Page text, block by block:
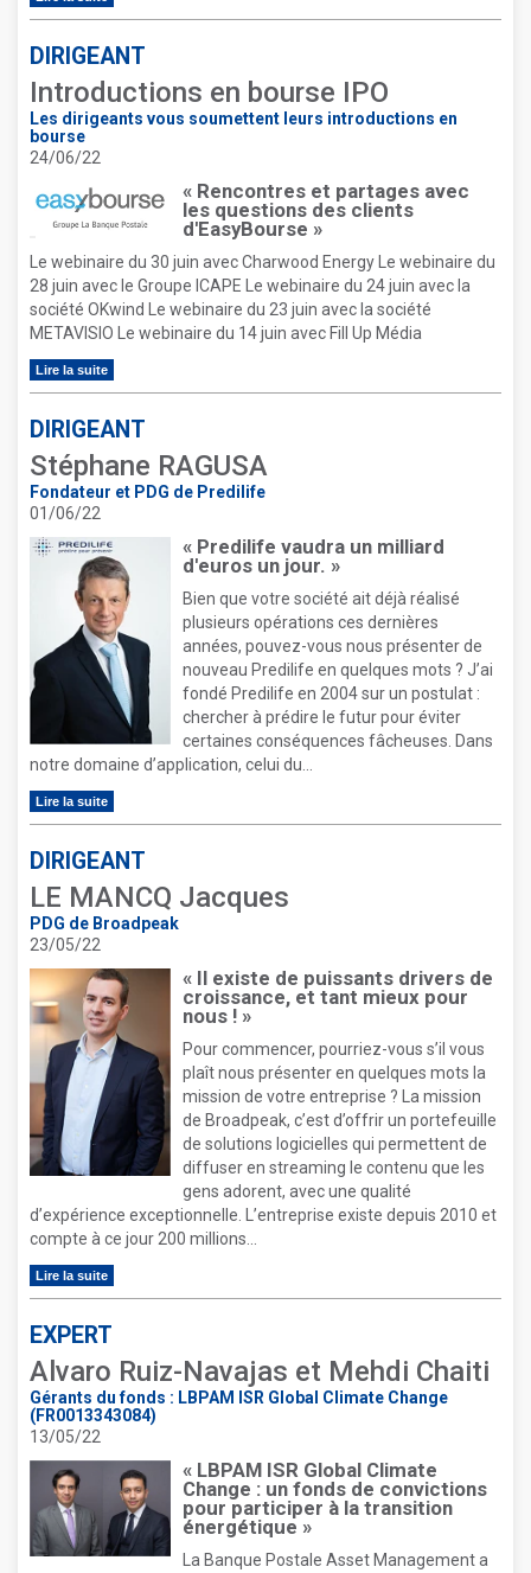
DIRIGEANT
Introductions en bourse IPO
Les dirigeants vous soumettent leurs introductions en
bourse
24/06/22
« Rencontres et partages avec
les questions des clients
d'EasyBourse »
Le webinaire du 30 juin avec Charwood Energy Le webinaire du
28 juin avec le Groupe ICAPE Le webinaire du 24 juin avec la
société OKwind Le webinaire du 23 juin avec la société
METAVISIO Le webinaire du 14 juin avec Fill Up Média
Lire la suite
DIRIGEANT
Stéphane RAGUSA
Fondateur et PDG de Predilife
01/06/22
« Predilife vaudra un milliard
d'euros un jour. »
Bien que votre société ait déjà réalisé
plusieurs opérations ces dernières
années, pouvez-vous nous présenter de
nouveau Predilife en quelques mots ? J’ai
fondé Predilife en 2004 sur un postulat :
chercher à prédire le futur pour éviter
certaines conséquences fâcheuses. Dans
notre domaine d’application, celui du...
Lire la suite
DIRIGEANT
LE MANCQ Jacques
PDG de Broadpeak
23/05/22
« Il existe de puissants drivers de
croissance, et tant mieux pour
nous ! »
Pour commencer, pourriez-vous s’il vous
plaît nous présenter en quelques mots la
mission de votre entreprise ? La mission
de Broadpeak, c’est d’offrir un portefeuille
de solutions logicielles qui permettent de
diffuser en streaming le contenu que les
gens adorent, avec une qualité
d’expérience exceptionnelle. L’entreprise existe depuis 2010 et
compte à ce jour 200 millions...
Lire la suite
EXPERT
Alvaro Ruiz-Navajas et Mehdi Chaiti
Gérants du fonds : LBPAM ISR Global Climate Change
(FR0013343084)
13/05/22
« LBPAM ISR Global Climate
Change : un fonds de convictions
pour participer à la transition
énergétique »
La Banque Postale Asset Management a